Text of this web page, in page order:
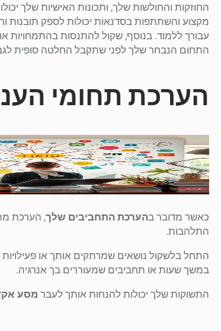
החוזקות והחולשות שלך, ותכונות האישיות שלך
מקצוע והשתתפות בסדנאות יכולות לספק תובנות
עבורך ללמוד. בנוסף, שקול להתנסות בהתמחויות
התחום הנבחר שלך לפני שתקבל החלטה סופית
הערכת תחומי
כאשר מדובר בהערכת התחביבים שלך, הערכת
התלהבות.
התחל בלשקול נושאים שמרתקים אותך או
במשך שעות או תחביבים שמעוררים בך אנרגיה.
התשוקות שלך יכולות להנחות אותך לעבר מסע